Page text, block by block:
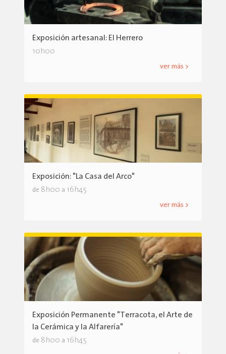
Exposición artesanal: El Herrero
10h00
ver más >
Exposición: "La Casa del Arco"
de 8h00 a 16h45
ver más >
Exposición Permanente "Terracota, el Arte de
la Cerámica y la Alfarería"
de 8h00 a 16h45